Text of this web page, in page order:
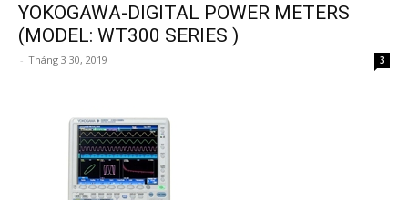
YOKOGAWA-DIGITAL POWER METERS
(MODEL: WT300 SERIES )
- Tháng 3 30, 2019 3